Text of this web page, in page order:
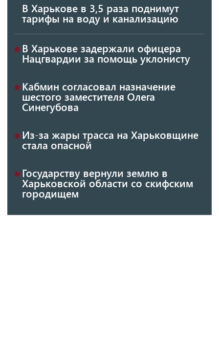
В Харькове в 3,5 раза поднимут
тарифы на воду и канализацию
В Харькове задержали офицера
Нацгвардии за помощь уклонисту
Кабмин согласовал назначение
шестого заместителя Олега
Синегубова
Из-за жары трасса на Харьковщине
стала опасной
Государству вернули землю в
Харьковской области со скифским
городищем